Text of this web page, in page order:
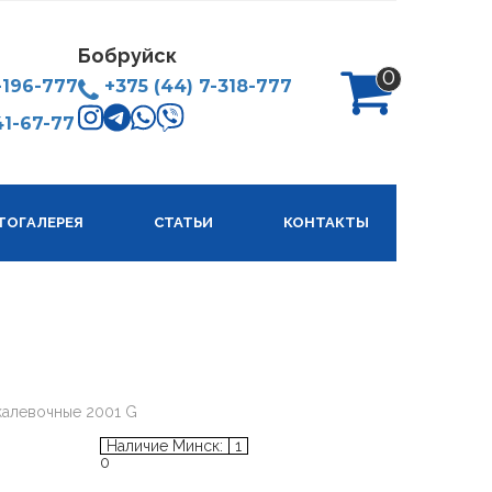
777
67-77
Бобруйск
+375 (44) 7-318-777 0
СТАТЬИ КОНТАКТЫ
2001 G
Наличие Минск:
1
0
–
для